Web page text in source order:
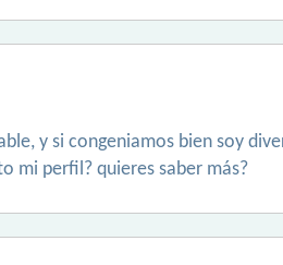
y si congeniamos bien soy
mi perfil? quieres saber más?